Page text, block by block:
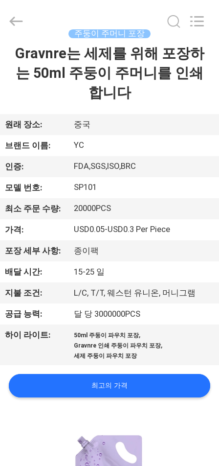
우
리
에
여
공
장
여
행
질
Guangzhou
Yucai
Reserved.
주둥이 주머니 포장
Gravnre는 세제를 위해 포장하
는 50ml 주둥이 주머니를 인쇄
합니다
원래 장소: 중국
브랜드 이름: YC
인증: FDA,SGS,ISO,BRC
모델 번호: SP101
최소 주문 수량: 20000PCS
가격: USD0.05-USD0.3 Per Piece
포장 세부 사항: 종이팩
배달 시간: 15-25 일
지불 조건: L/C, T/T, 웨스턴 유니온, 머니그램
공급 능력: 달 당 3000000PCS
하이 라이트: 50ml 주둥이 파우치 포장,
Gravnre 인쇄 주둥이 파우치 포장,
세제 주둥이 파우치 포장
최고의 가격